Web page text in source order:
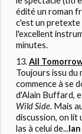
édité un roman
c'est un
l'excellent
minutes.
All
Toujours issu du
commence à se
d'Alain Buffard,
Wild Side. Mais
discussion, on lit
las à celui de...